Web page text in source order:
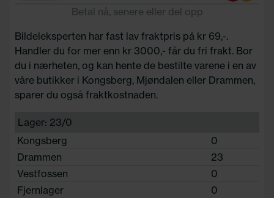
Betal nå, senere eller del opp
Bildeleksperten har fast lav fraktpris på kr 69,-.
Handler du for mer enn kr 3000,- får du fri frakt. Bor
du i nærheten, og kan hente de bestilte varene i en av
våre butikker i Kongsberg, Mjøndalen eller Drammen,
sparer du også fraktkostnaden.
Lager: 23/0
Kongsberg
0
Drammen
23
Vestfossen
0
Fjernlager
0